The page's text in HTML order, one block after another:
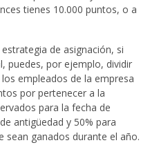
tienes 10.000 puntos, o a
de asignación, si
puedes, por ejemplo, dividir
empleados de la empresa
por pertenecer a la
para la fecha de
antigüedad y 50% para
sean ganados durante el año.